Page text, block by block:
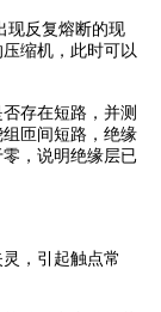
现反复熔断的现
缩机，此时可以
存在短路，并测
匝间短路，绝缘
，说明绝缘层已
，引起触点常